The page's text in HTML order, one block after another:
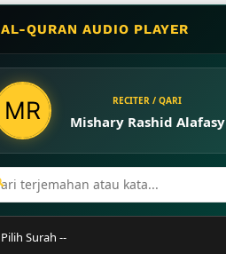
AL-QURAN AUDIO PLAYER
RECITER / QARI
Mishary Rashid Alafasy